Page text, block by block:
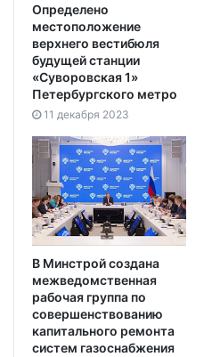
Определено
местоположение
верхнего вестибюля
будущей станции
«Суворовская 1»
Петербургского метро
11 декабря 2023
В Минстрой создана
межведомственная
рабочая группа по
совершенствованию
капитального ремонта
систем газоснабжения